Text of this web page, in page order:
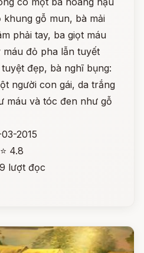
gỗ mun, bà mải
phải tay, ba giọt máu
đỏ pha lẫn tuyết
đẹp, bà nghĩ bụng:
người con gái, da trắng
máu và tóc đen như gỗ
2015
⭐ 4.8
lượt đọc